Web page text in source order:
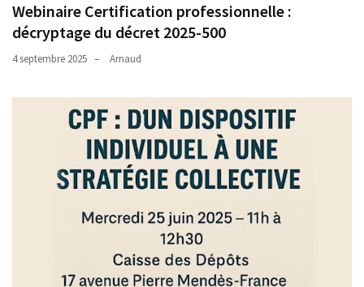
Webinaire Certification professionnelle :
décryptage du décret 2025-500
4 septembre 2025 Arnaud